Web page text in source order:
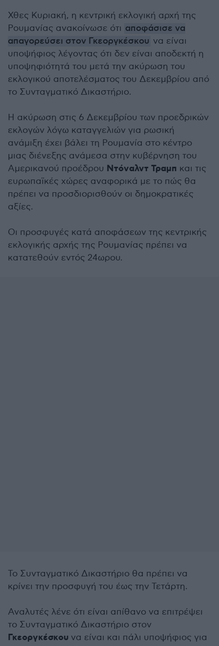
Χθες Κυριακή, η κεντρική εκλογική αρχή της
Ρουμανίας ανακοίνωσε ότι αποφάσισε να
απαγορεύσει στον Γκεοργκέσκου να είναι
υποψήφιος λέγοντας ότι δεν είναι αποδεκτή η
υποψηφιότητά του μετά την ακύρωση του
εκλογικού αποτελέσματος του Δεκεμβρίου από
το Συνταγματικό Δικαστήριο.
Η ακύρωση στις 6 Δεκεμβρίου των προεδρικών
εκλογών λόγω καταγγελιών για ρωσική
ανάμιξη έχει βάλει τη Ρουμανία στο κέντρο
μιας διένεξης ανάμεσα στην κυβέρνηση του
Αμερικανού προέδρου Ντόναλντ Τραμπ και τις
ευρωπαϊκές χώρες αναφορικά με το πώς θα
πρέπει να προσδιορισθούν οι δημοκρατικές
αξίες.
Οι προσφυγές κατά αποφάσεων της κεντρικής
εκλογικής αρχής της Ρουμανίας πρέπει να
κατατεθούν εντός 24ωρου.
Το Συνταγματικό Δικαστήριο θα πρέπει να
κρίνει την προσφυγή του έως την Τετάρτη.
Αναλυτές λένε ότι είναι απίθανο να επιτρέψει
το Συνταγματικό Δικαστήριο στον
Γκεοργκέσκου να είναι και πάλι υποψήφιος για